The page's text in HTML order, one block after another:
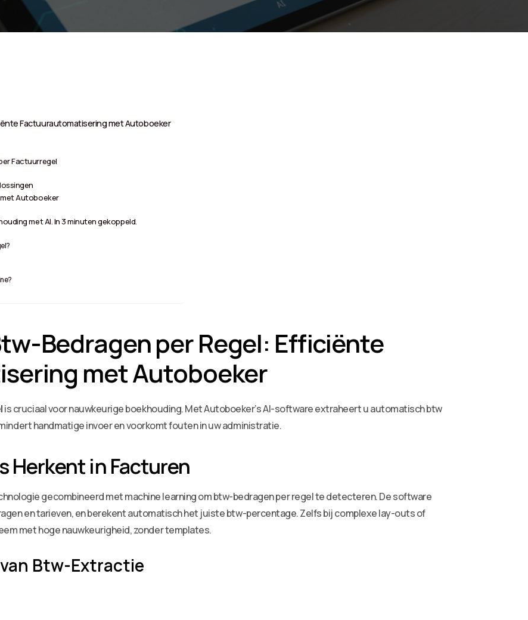
Factuurautomatisering met Autoboeker
Factuurregel
Autoboeker
met AI. In 3 minuten gekoppeld.
Bedragen per Regel: Efficiënte
met Autoboeker
is cruciaal voor nauwkeurige boekhouding. Met Autoboeker’s AI-software extraheert u automatisch btw
handmatige invoer en voorkomt fouten in uw administratie.
Herkent in Facturen
gecombineerd met machine learning om btw-bedragen per regel te detecteren. De software
en tarieven, en berekent automatisch het juiste btw-percentage. Zelfs bij complexe lay-outs of
met hoge nauwkeurigheid, zonder templates.
Btw-Extractie